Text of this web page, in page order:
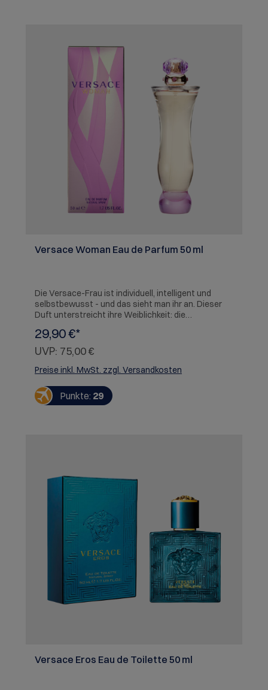
Versace Woman Eau de Parfum 50 ml
Die Versace-Frau ist individuell, intelligent und
selbstbewusst - und das sieht man ihr an. Dieser
Duft unterstreicht ihre Weiblichkeit: die
und unabhängigen Frau, die gleichzeitig absolute
Sinnlichkeit ausstrahlt. Die perfekte Verschmelzung
von Mode und Duft - ein magisches Instrument der
Verführung und des Vergnügens.
29,90 €*
UVP: 75,00 €
Preise inkl. MwSt. zzgl. Versandkosten
Punkte: 29
Versace Eros Eau de Toilette 50 ml